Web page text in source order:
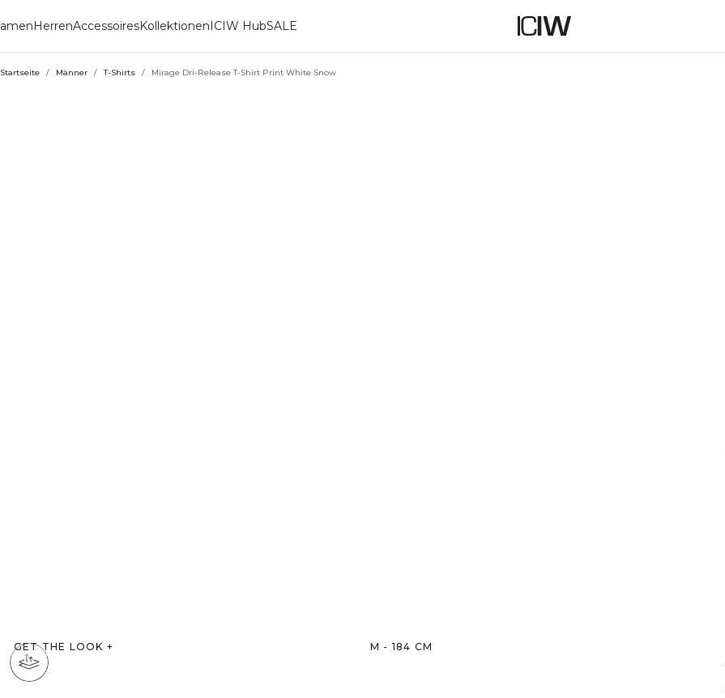
HerrenAccessoiresKollektionenICIW HubSALE
Startseite / Männer / T-Shirts / Mirage Dri-Release T-Shirt Print White Snow
GET THE LOOK + M - 184 CM